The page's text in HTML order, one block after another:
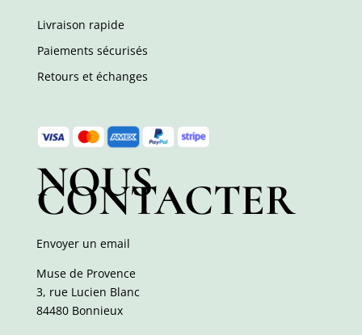
Livraison rapide
Paiements sécurisés
Retours et échanges
NOUS
CONTACTER
Envoyer un email
Muse de Provence
3, rue Lucien Blanc
84480 Bonnieux